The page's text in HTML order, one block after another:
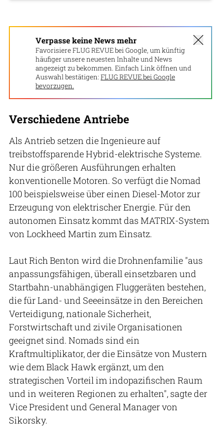
Verpasse keine News mehr
Favorisiere FLUG REVUE bei Google, um künftig
häufiger unsere neuesten Inhalte und News
angezeigt zu bekommen. Einfach Link öffnen und
Auswahl bestätigen: FLUG REVUE bei Google
bevorzugen.
Verschiedene Antriebe
Als Antrieb setzen die Ingenieure auf
treibstoffsparende Hybrid-elektrische Systeme.
Nur die größeren Ausführungen erhalten
konventionelle Motoren. So verfügt die Nomad
100 beispielsweise über einen Diesel-Motor zur
Erzeugung von elektrischer Energie. Für den
autonomen Einsatz kommt das MATRIX-System
von Lockheed Martin zum Einsatz.
Laut Rich Benton wird die Drohnenfamilie "aus
anpassungsfähigen, überall einsetzbaren und
Startbahn-unabhängigen Fluggeräten bestehen,
die für Land- und Seeeinsätze in den Bereichen
Verteidigung, nationale Sicherheit,
Forstwirtschaft und zivile Organisationen
geeignet sind. Nomads sind ein
Kraftmultiplikator, der die Einsätze von Mustern
wie dem Black Hawk ergänzt, um den
strategischen Vorteil im indopazifischen Raum
und in weiteren Regionen zu erhalten", sagte der
Vice President und General Manager von
Sikorsky.